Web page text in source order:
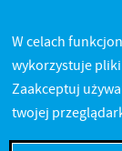
W celach
wykorzystuje pliki
Zaakceptuj
twojej